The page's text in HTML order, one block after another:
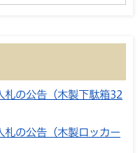
札の公告（木製下駄箱32
札の公告（木製ロッカー